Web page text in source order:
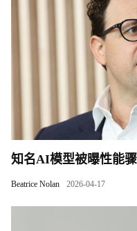
知名AI模型被曝性能
Beatrice Nolan 2026-04-17